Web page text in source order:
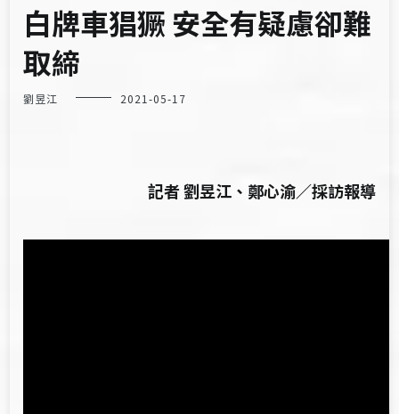
白牌車猖獗 安全有疑慮卻難
取締
劉昱江 2021-05-17
記者 劉昱江、鄭心渝／採訪報導